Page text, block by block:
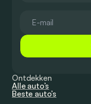
Ontdekken
Alle auto’s
Beste auto’s